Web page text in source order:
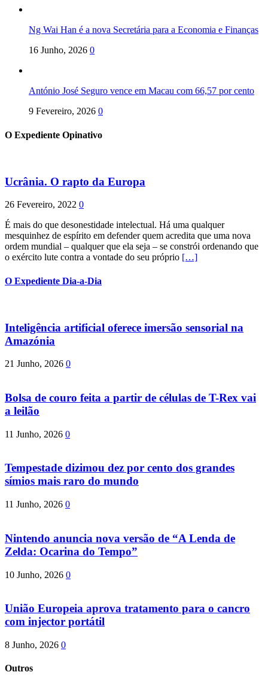
Ng Wai Han é a nova Secretária para a Economia e Finanças
16 Junho, 2026 0
António José Seguro vence em Macau com 66,57 por cento
9 Fevereiro, 2026 0
O Expediente Opinativo
Ucrânia. O rapto da Europa
26 Fevereiro, 2022 0
É mais do que desonestidade intelectual. Há uma qualquer
mesquinhez de espírito em defender quem acredita que uma nova
ordem mundial – qualquer que ela seja – se constrói ordenando que
o exército lute contra a vontade do seu próprio […]
O Expediente Dia-a-Dia
Inteligência artificial oferece imersão sensorial na
Amazónia
21 Junho, 2026 0
Bolsa de couro feita a partir de células de T-Rex vai
a leilão
11 Junho, 2026 0
Tempestade dizimou dez por cento dos grandes
símios mais raro do mundo
11 Junho, 2026 0
Nintendo anuncia nova versão de “A Lenda de
Zelda: Ocarina do Tempo”
10 Junho, 2026 0
União Europeia aprova tratamento para o cancro
com injector portátil
8 Junho, 2026 0
Outros